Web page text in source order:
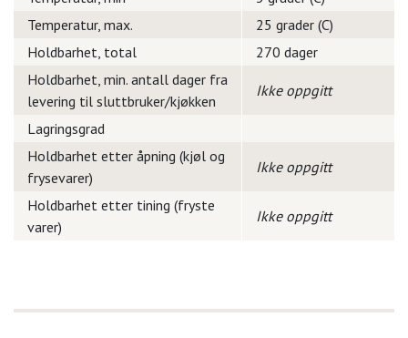
Temperatur, max.
25 grader (C)
Holdbarhet, total
270 dager
Holdbarhet, min. antall dager fra
levering til sluttbruker/kjøkken
Ikke oppgitt
Lagringsgrad
Holdbarhet etter åpning (kjøl og
frysevarer)
Ikke oppgitt
Holdbarhet etter tining (fryste
varer)
Ikke oppgitt